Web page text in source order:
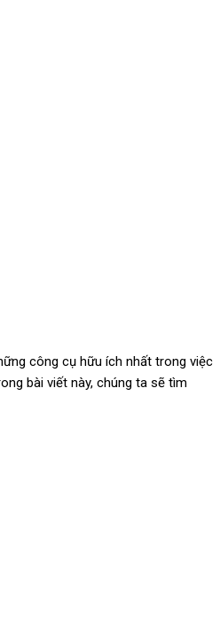
công cụ hữu ích nhất trong việc
bài viết này, chúng ta sẽ tìm